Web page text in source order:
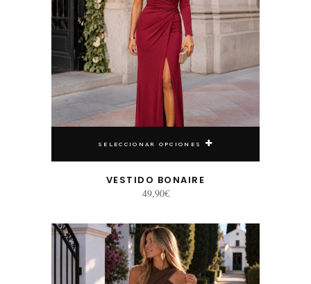
SELECCIONAR OPCIONES
VESTIDO BONAIRE
49,90€